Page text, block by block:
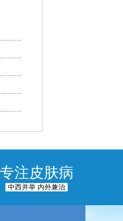
专注皮肤病
中西并举 内外兼治